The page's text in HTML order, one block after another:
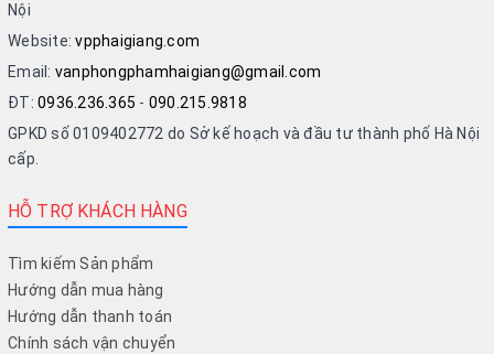
Nội
Website:vpphaigiang.com
Email: vanphongphamhaigiang@gmail.com
ĐT: 0936.236.365 - 090.215.9818
GPKD số 0109402772 do Sở kế hoạch và đầu tư thành phố Hà Nội
cấp.
HỖ TRỢ KHÁCH HÀNG
Tìm kiếm Sản phẩm
Hướng dẫn mua hàng
Hướng dẫn thanh toán
Chính sách vận chuyển